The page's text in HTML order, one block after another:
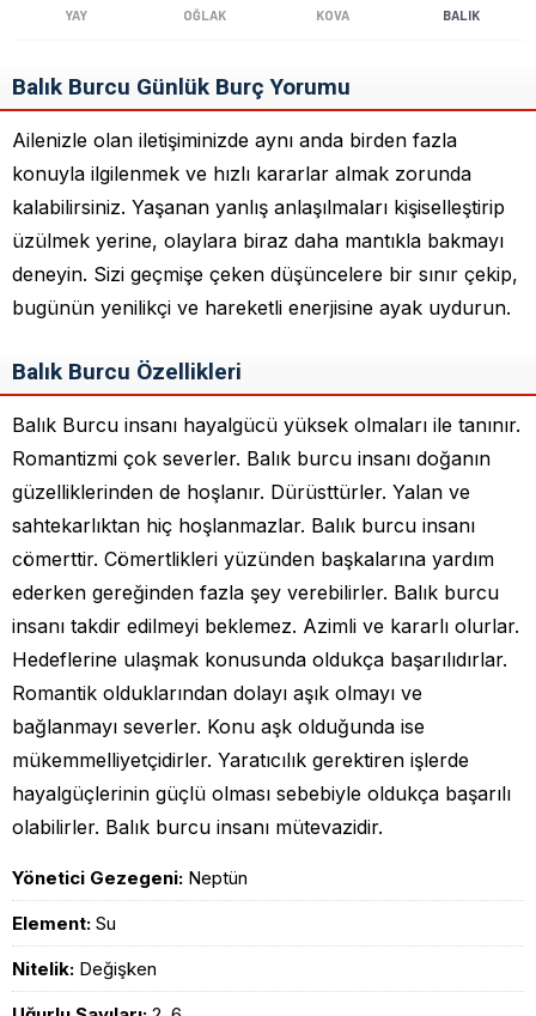
YAY OĞLAK KOVA BALIK
Balık Burcu Günlük Burç Yorumu
Ailenizle olan iletişiminizde aynı anda birden fazla
konuyla ilgilenmek ve hızlı kararlar almak zorunda
kalabilirsiniz. Yaşanan yanlış anlaşılmaları kişiselleştirip
üzülmek yerine, olaylara biraz daha mantıkla bakmayı
deneyin. Sizi geçmişe çeken düşüncelere bir sınır çekip,
bugünün yenilikçi ve hareketli enerjisine ayak uydurun.
Balık Burcu Özellikleri
Balık Burcu insanı hayalgücü yüksek olmaları ile tanınır.
Romantizmi çok severler. Balık burcu insanı doğanın
güzelliklerinden de hoşlanır. Dürüsttürler. Yalan ve
sahtekarlıktan hiç hoşlanmazlar. Balık burcu insanı
cömerttir. Cömertlikleri yüzünden başkalarına yardım
ederken gereğinden fazla şey verebilirler. Balık burcu
insanı takdir edilmeyi beklemez. Azimli ve kararlı olurlar.
Hedeflerine ulaşmak konusunda oldukça başarılıdırlar.
Romantik olduklarından dolayı aşık olmayı ve
bağlanmayı severler. Konu aşk olduğunda ise
mükemmelliyetçidirler. Yaratıcılık gerektiren işlerde
hayalgüçlerinin güçlü olması sebebiyle oldukça başarılı
olabilirler. Balık burcu insanı mütevazidir.
Yönetici Gezegeni: Neptün
Element: Su
Nitelik: Değişken